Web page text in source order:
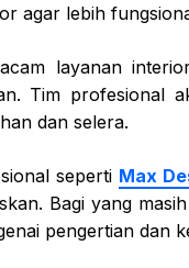
agar lebih
layanan
Tim profesional
dan selera.
seperti Max
Bagi yang
pengertian dan